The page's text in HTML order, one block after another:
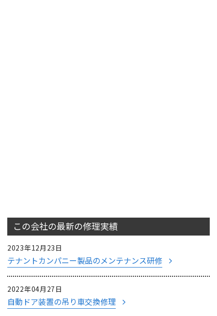
この会社の最新の修理実績
2023年12月23日
テナントカンパニー製品のメンテナンス研修
2022年04月27日
自動ドア装置の吊り車交換修理